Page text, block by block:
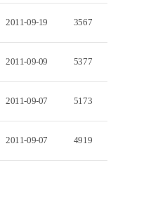
2011-09-19 3567
2011-09-09 5377
2011-09-07 5173
2011-09-07 4919